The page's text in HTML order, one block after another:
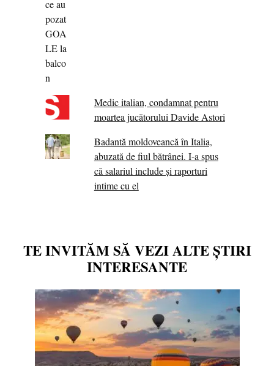
Medic italian, condamnat pentru
moartea jucătorului Davide Astori
Badantă moldoveancă în Italia,
abuzată de fiul bătrânei. I-a spus
că salariul include și raporturi
intime cu el
TE INVITĂM SĂ VEZI ALTE ȘTIRI
INTERESANTE